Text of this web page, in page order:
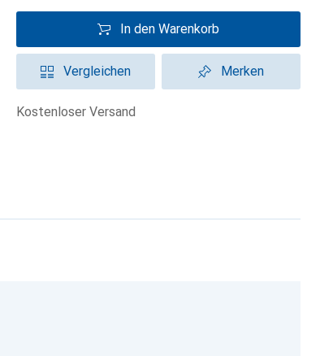
In den Warenkorb
Vergleichen Merken
kostenloser Versand